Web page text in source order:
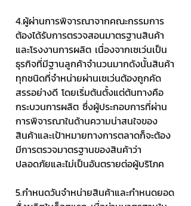
4.ผู้ผ่านการพิจารณาจากคณะกรรมการ
ต้องได้รับการตรวจสอนมาตรฐานสินค้า
และโรงงานการผลิต เนื่องจากเซเว่นเป็น
ธุรกิจที่มีฐานลูกค้าจำนวนมากดังนั้นสินค้า
ทุกชนิดที่จำหน่ายผ่านเซเว่นต้องถูกคัด
สรรอย่างดี โดยเริ่มต้นตั้งแต่ต้นทางคือ
กระบวนการผลิต ซึ่งผู้ประกอบการที่ผ่าน
การพิจารณาในด้านความน่าสนใจของ
สินค้าและเป้าหมายทางการตลาดก็จะต้อง
มีการตรวจมาตรฐานของสินค้าว่า
ปลอดภัยและไม่เป็นอันตรายต่อผู้บริโภค
5.กำหนดวันจำหน่ายสินค้าและกำหนดยอด